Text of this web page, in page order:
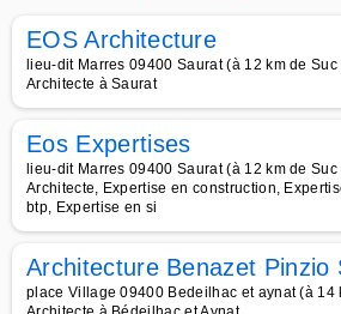
EOS Architecture
lieu-dit Marres 09400 Saurat (à 12 km de
Architecte à Saurat
Eos Expertises
lieu-dit Marres 09400 Saurat (à 12 km de
Architecte, Expertise en construction,
btp, Expertise en si
Architecture Benazet Pinzio
place Village 09400 Bedeilhac et aynat (à 14